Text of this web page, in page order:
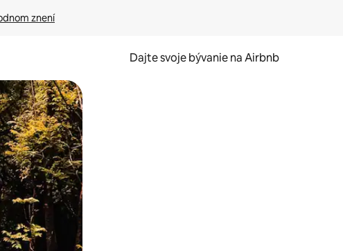
znení
Dajte svoje bývanie na Airbnb